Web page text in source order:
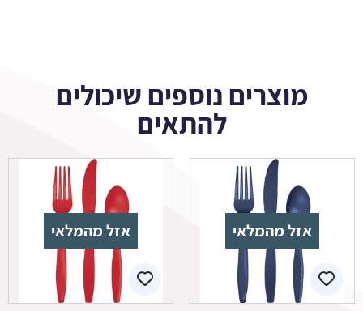
מוצרים נוספים שיכולים
להתאים
אזל מהמלאי אזל מהמלאי